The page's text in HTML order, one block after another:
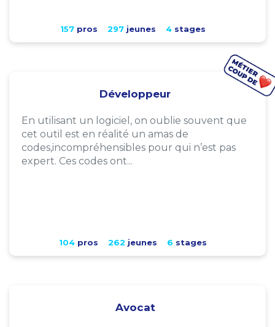
157pros 297jeunes 4stages
Développeur
En utilisant un logiciel, on oublie souvent que
cet outil est en réalité un amas de
codes,incompréhensibles pour qui n’est pas
expert. Ces codes ont...
104pros 262 jeunes 6 stages
Avocat